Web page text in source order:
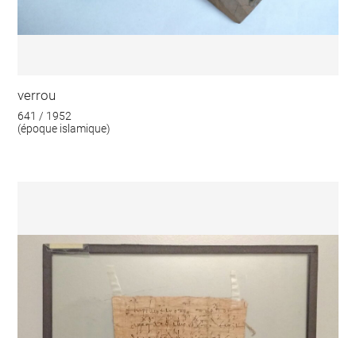
verrou
641 / 1952
(époque islamique)